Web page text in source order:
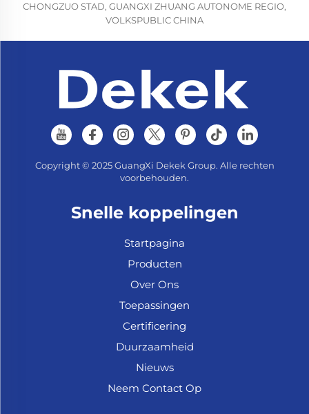
CHONGZUO STAD, GUANGXI ZHUANG AUTONOME REGIO,
VOLKSPUBLIC CHINA
Copyright © 2025 GuangXi Dekek Group. Alle rechten
voorbehouden.
Snelle koppelingen
Startpagina
Producten
Over Ons
Toepassingen
Certificering
Duurzaamheid
Nieuws
Neem Contact Op